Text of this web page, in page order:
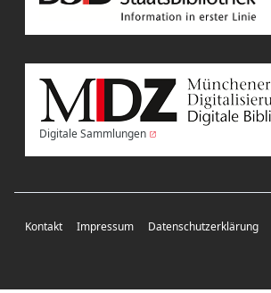
Digitale Sammlungen
Kontakt Impressum Datenschutzerklärung